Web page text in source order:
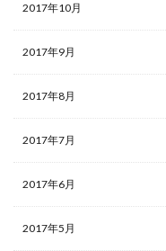
2017年10月
2017年9月
2017年8月
2017年7月
2017年6月
2017年5月